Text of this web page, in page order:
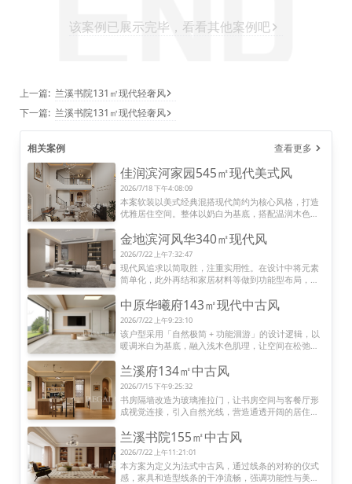
该案例已展示完毕，看看其他案例吧
上一篇: 兰溪书院131㎡现代轻奢风
下一篇: 兰溪书院131㎡现代轻奢风
相关案例 查看更多
佳润滨河家园545㎡现代美式风
2026/7/18 下午4:08:09
本案软装以美式经典混搭现代简约为核心风格，打造
优雅居住空间。整体以奶白为基底，搭配温润木色与
上，融合拉扣布艺沙发、雕花休闲椅与实木圆餐桌，
以复古线条呼应美式底蕴，同时以极简螺旋吊灯、利
落楼梯扶手平衡空间厚重感。
金地滨河风华340㎡现代风
2026/7/22 上午7:32:47
现代风追求以简取胜，注重实用性。在设计中将元素
简单化，此外再结和家居材料等做到功能型布局，同
过多的修饰，顺势而为，呈现出它本来的样子，空间
的各种那个因素都是为了空间而生。
中原华曦府143㎡现代中古风
2026/7/22 上午9:23:10
该户型采用「自然极简 + 功能洄游」的设计逻辑，以
暖调米白为基底，融入浅木色肌理，让空间在松弛感
氛围灯带，实现收纳与仪式感的平衡；客餐厨采用
LDK 一体化布局，弧形吊顶与线性灯弱化边界，餐厅
兼作社交与操作界面，玻璃移门可灵活切换开放 / 封
闭模式。
兰溪府134㎡中古风
2026/7/15 下午9:25:32
书房隔墙改造为玻璃推拉门，让书房空间与客餐厅形
成视觉连接，引入自然光线，营造通透开阔的居住体
与亲密感。
兰溪书院155㎡中古风
2026/7/22 上午11:21:01
本方案为定义为法式中古风，通过线条的对称的仪式
感，家具和造型线条的干净流畅，强调功能性与美感